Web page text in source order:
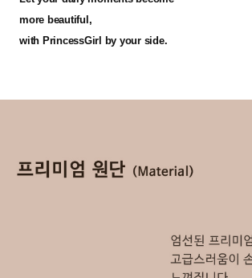
more beautiful,
with PrincessGirl by your side.